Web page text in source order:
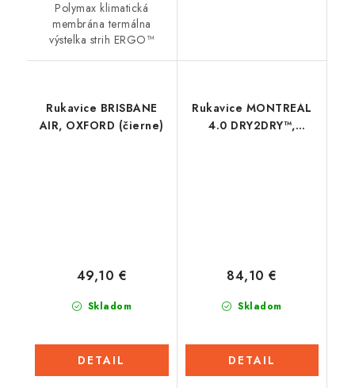
Polymax klimatická
membrána termálna
výstelka strih ERGO™
Rukavice BRISBANE
AIR, OXFORD (čierne)
Skladom
49,10 €
DETAIL
Rukavice MONTREAL
4.0 DRY2DRY™,
Skladom
84,10 €
DETAIL